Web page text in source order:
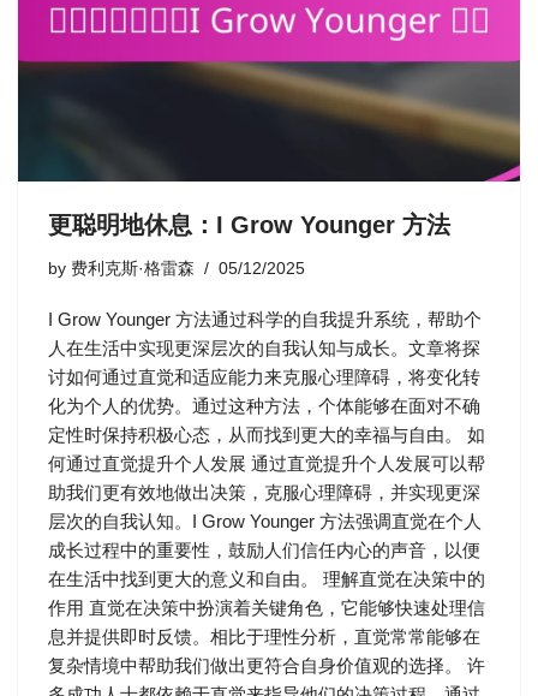
更聪明地休息：I Grow Younger 方法
by 费利克斯·格雷森 05/12/2025
I Grow Younger 方法通过科学的自我提升系统，帮助个
人在生活中实现更深层次的自我认知与成长。文章将探
讨如何通过直觉和适应能力来克服心理障碍，将变化转
化为个人的优势。通过这种方法，个体能够在面对不确
定性时保持积极心态，从而找到更大的幸福与自由。 如
何通过直觉提升个人发展 通过直觉提升个人发展可以帮
助我们更有效地做出决策，克服心理障碍，并实现更深
层次的自我认知。I Grow Younger 方法强调直觉在个人
成长过程中的重要性，鼓励人们信任内心的声音，以便
在生活中找到更大的意义和自由。 理解直觉在决策中的
作用 直觉在决策中扮演着关键角色，它能够快速处理信
息并提供即时反馈。相比于理性分析，直觉常常能够在
复杂情境中帮助我们做出更符合自身价值观的选择。 许